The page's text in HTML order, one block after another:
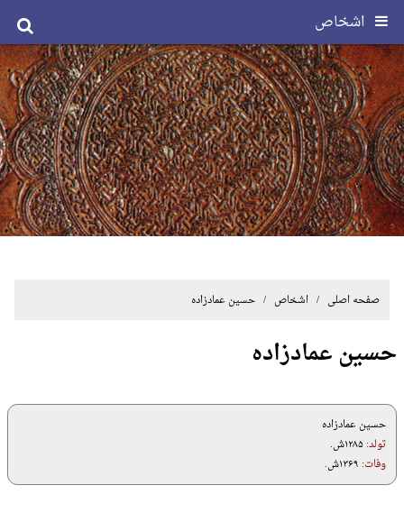
اشخاص
صفحه اصلی / اشخاص / حسین عمادزاده
حسین عمادزاده
حسین عمادزاده
تولد:۱۲۸۵ش.
وفات: